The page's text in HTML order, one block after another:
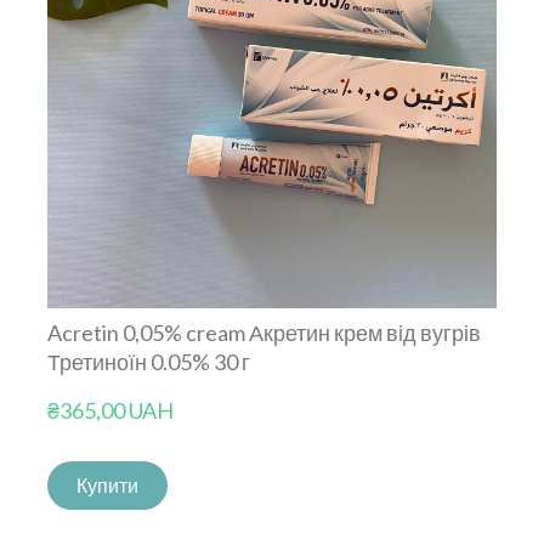
Acretin 0,05% cream Акретин крем від вугрів
Третиноїн 0.05% 30 г
₴365,00 UAH
Купити